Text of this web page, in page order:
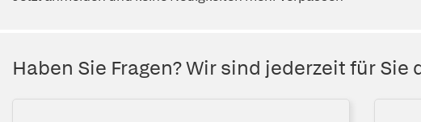
Haben Sie Fragen? Wir sind jederzeit für Sie